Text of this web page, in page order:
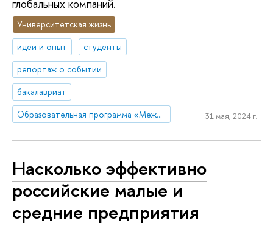
глобальных компаний.
Университетская жизнь
идеи и опыт
студенты
репортаж о событии
бакалавриат
Образовательная программа «Международная программа по бизнесу и экономике»
31 мая, 2024 г.
Насколько эффективно
российские малые и
средние предприятия